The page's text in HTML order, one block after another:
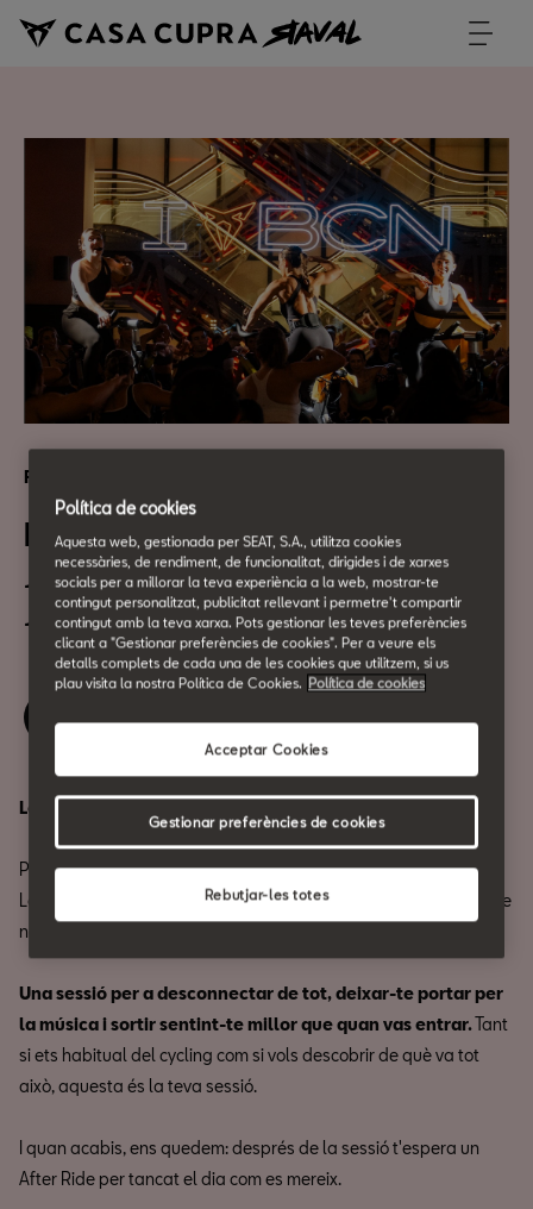
REBEL TRAINING
Rebel Ride by LoveCycle
16 de juny
18:30h i 19:45h
Lovecycle torna a la càrrega.
Pedals, ritme i molta energia. El pròxim 16 de juny portem a
LoveCycle al nostre espai per a una sessió de indoor cycling que
no et pots perdre.
Una sessió per a desconnectar de tot, deixar-te portar per
la música i sortir sentint-te millor que quan vas entrar.Tant
si ets habitual del cycling com si vols descobrir de què va tot
això, aquesta és la teva sessió.
I quan acabis, ens quedem: després de la sessió t'espera un
After Ride per tancat el dia com es mereix.
Política de cookies
Aquesta web, gestionada per SEAT, S.A., utilitza cookies
necessàries, de rendiment, de funcionalitat, dirigides i de xarxes
socials per a millorar la teva experiència a la web, mostrar-te
contingut personalitzat, publicitat rellevant i permetre't compartir
contingut amb la teva xarxa. Pots gestionar les teves preferències
clicant a "Gestionar preferències de cookies". Per a veure els
detalls complets de cada una de les cookies que utilitzem, si us
plau visita la nostra Política de Cookies. Política de cookies
Rebutjar-les totes
Acceptar Cookies
Gestionar preferències de cookies